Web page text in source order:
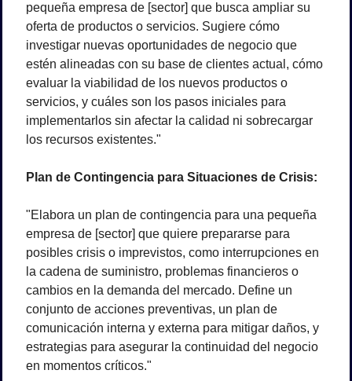
pequeña empresa de [sector] que busca ampliar su
oferta de productos o servicios. Sugiere cómo
investigar nuevas oportunidades de negocio que
estén alineadas con su base de clientes actual, cómo
evaluar la viabilidad de los nuevos productos o
servicios, y cuáles son los pasos iniciales para
implementarlos sin afectar la calidad ni sobrecargar
los recursos existentes."
Plan de Contingencia para Situaciones de Crisis:
"Elabora un plan de contingencia para una pequeña
empresa de [sector] que quiere prepararse para
posibles crisis o imprevistos, como interrupciones en
la cadena de suministro, problemas financieros o
cambios en la demanda del mercado. Define un
conjunto de acciones preventivas, un plan de
comunicación interna y externa para mitigar daños, y
estrategias para asegurar la continuidad del negocio
en momentos críticos."